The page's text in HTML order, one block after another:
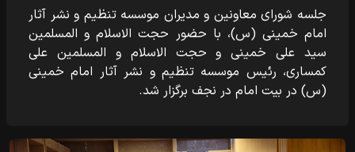
جلسه شورای معاونین و مدیران موسسه تنظیم و نشر آثار
امام خمینی (س)، با حضور حجت الاسلام و المسلمین
سید علی خمینی و حجت الاسلام و المسلمین علی
کمساری، رئیس موسسه تنظیم و نشر آثار امام خمینی
(س) در بیت امام در نجف برگزار شد.